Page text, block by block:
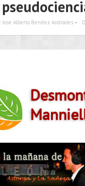
Jose Alberto Benítez Andrades •